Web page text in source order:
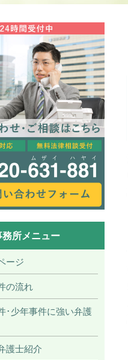
務所メニュー
ージ
の流れ
･少年事件に強い弁護
護士紹介